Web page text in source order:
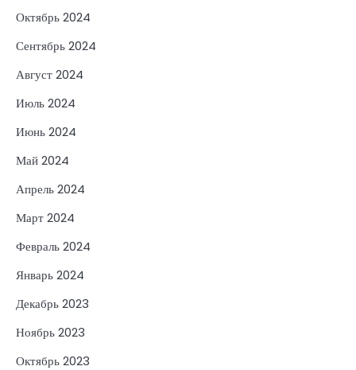
Октябрь 2024
Сентябрь 2024
Август 2024
Июль 2024
Июнь 2024
Май 2024
Апрель 2024
Март 2024
Февраль 2024
Январь 2024
Декабрь 2023
Ноябрь 2023
Октябрь 2023